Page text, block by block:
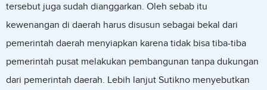
tersebut juga sudah dianggarkan. Oleh sebab itu
kewenangan di daerah harus disusun sebagai bekal dari
pemerintah daerah menyiapkan karena tidak bisa tiba-tiba
pemerintah pusat melakukan pembangunan tanpa dukungan
dari pemerintah daerah. Lebih lanjut Sutikno menyebutkan